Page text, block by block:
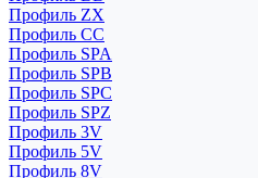
Профиль ZX
Профиль CC
Профиль SPA
Профиль SPB
Профиль SPC
Профиль SPZ
Профиль 3V
Профиль 5V
Профиль 8V